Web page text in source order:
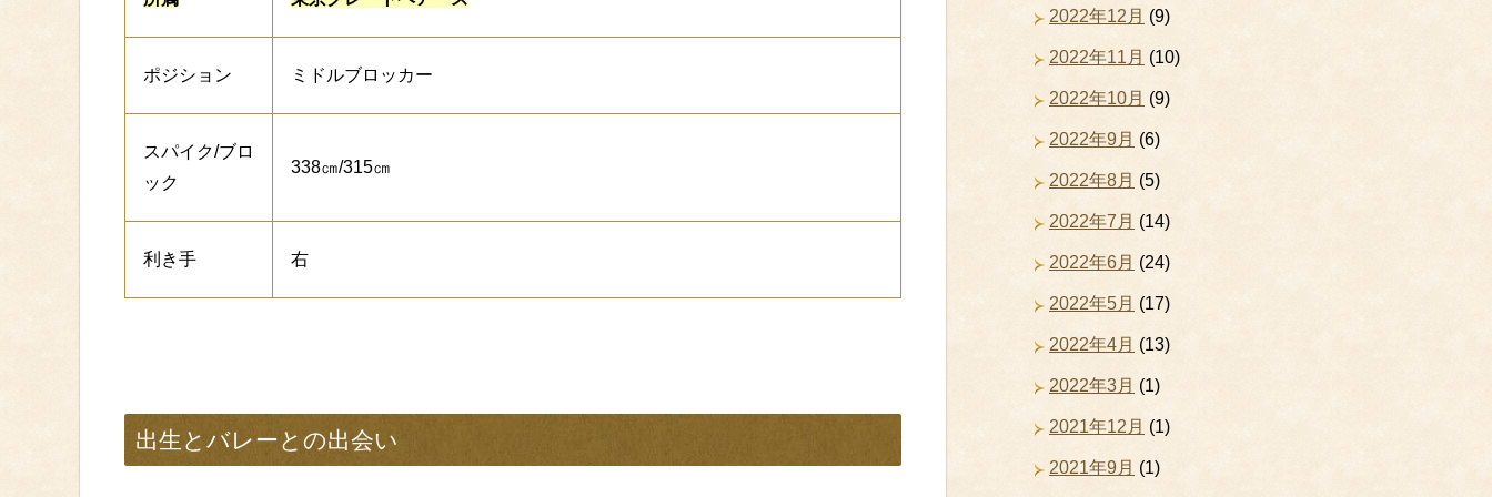
ポジション ミドルブロッカー
スパイク/ブロ
ック
338㎝/315㎝
利き手 右
出生とバレーとの出会い
2022年12月 (9)
2022年11月 (10)
2022年10月 (9)
2022年9月 (6)
2022年8月 (5)
2022年7月 (14)
2022年6月 (24)
2022年5月 (17)
2022年4月 (13)
2022年3月 (1)
2021年12月 (1)
2021年9月 (1)